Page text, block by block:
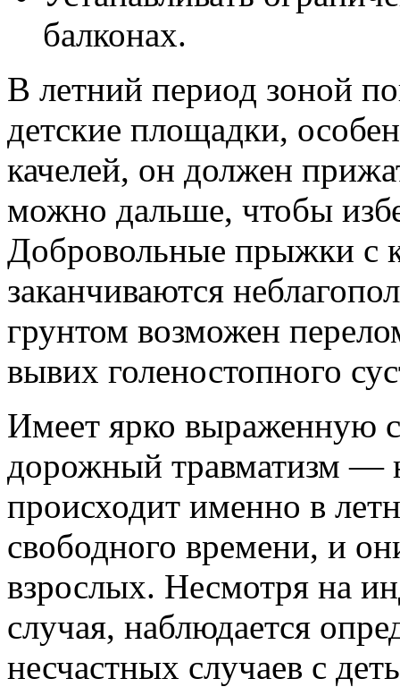
балконах.
В летний период зоной
детские площадки,
качелей, он должен
можно дальше, чтобы
Добровольные прыжки с
заканчиваются
грунтом возможен
вывих голеностопного
Имеет ярко выраженную
дорожный травматизм —
происходит именно в
свободного времени, и
взрослых. Несмотря на
случая, наблюдается
несчастных случаев с